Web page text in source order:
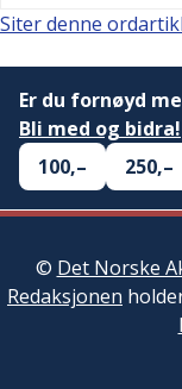
Siter denne
Er du fornøyd
Bli med og bidra!
100,–
250,–
© Det Norske
Redaksjonen